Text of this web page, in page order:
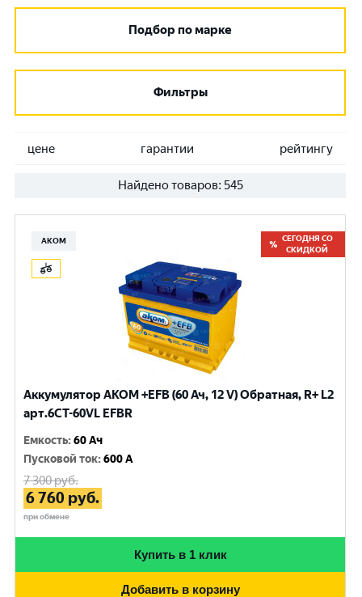
Подбор по марке
Фильтры
цене гарантии рейтингу
Найдено товаров: 545
АКОМ
СЕГОДНЯ СО
СКИДКОЙ
Аккумулятор AKOM +EFB (60 Ач, 12 V) Обратная, R+ L2
арт.6CТ-60VL EFBR
Емкость:60 Ач
Пусковой ток:600 A
7 300руб.
6 760 руб.
при обмене
Купить в 1 клик
Добавить в корзину